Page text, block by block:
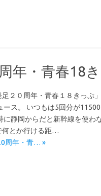
年・青春18
足２０周年・青春１８きっぷ
ース。 いつもは5回分が
に静岡からだと新幹線を使わ
何とか行ける距…
周年・青… »